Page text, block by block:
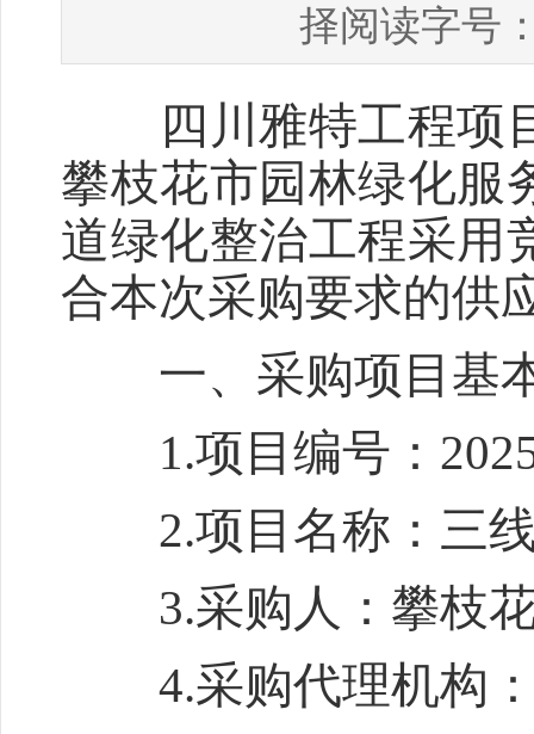
择阅读字号
四川雅特工程项目
攀枝花市园林绿化服
道绿化整治工程采用
合本次采购要求的供
一、采购项目基
1.项目编号：
2.项目名称：三线
3.采购人：攀枝花
4.采购代理机构：